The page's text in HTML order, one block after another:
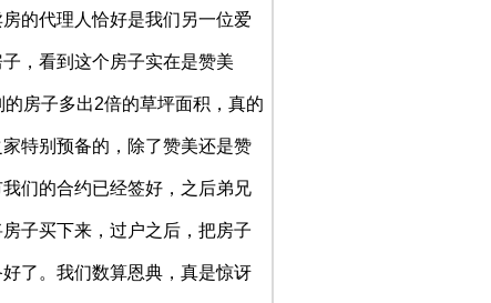
的代理人恰好是我们另一位爱
，看到这个房子实在是赞美
房子多出2倍的草坪面积，真的
特别预备的，除了赞美还是赞
们的合约已经签好，之后弟兄
子买下来，过户之后，把房子
了。我们数算恩典，真是惊讶